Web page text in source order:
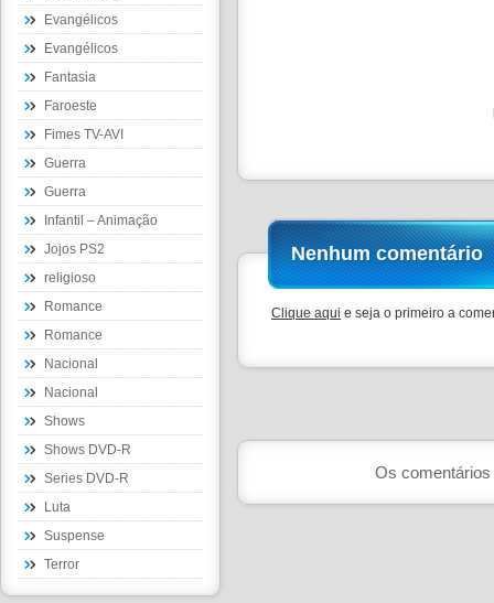
Evangélicos
Evangélicos
Fantasia
Faroeste
Fimes TV-AVI
Guerra
Guerra
Infantil – Animação
Jojos PS2
religioso
Romance
Romance
Nacional
Nacional
Shows
Shows DVD-R
Series DVD-R
Luta
Suspense
Terror
Nenhum comentário
Clique aqui e seja o primeiro a
Os